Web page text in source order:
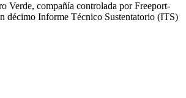
Verde, compañía controlada por Freeport-
décimo Informe Técnico Sustentatorio (ITS)